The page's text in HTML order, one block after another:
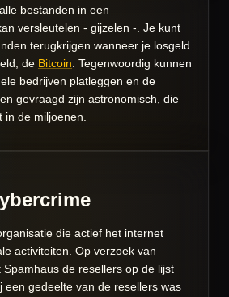
bestanden in een
versleutelen - gijzelen -. Je kunt
terugkrijgen wanneer je losgeld
de Bitcoin. Tegenwoordig kunnen
bedrijven platleggen en de
gevraagd zijn astronomisch, die
in de miljoenen.
die actief het internet
activiteiten. Op verzoek van
Spamhaus de resellers op de lijst
een gedeelte van de resellers was